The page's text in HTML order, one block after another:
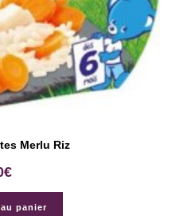
Merlu Riz
€
panier